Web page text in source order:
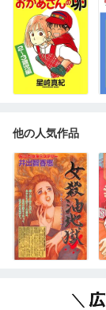
他の人気作品